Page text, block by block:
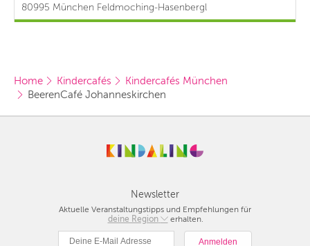
80995 München Feldmoching-Hasenbergl
Home Kindercafés
Kindercafés München
BeerenCafé Johanneskirchen
Newsletter
Aktuelle Veranstaltungstipps und Empfehlungen für
deine Region
Berlin
erhalten.